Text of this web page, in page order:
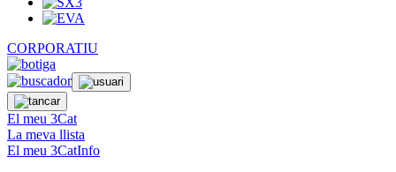
CORPORATIU
El meu 3Cat
La meva llista
El meu 3CatInfo